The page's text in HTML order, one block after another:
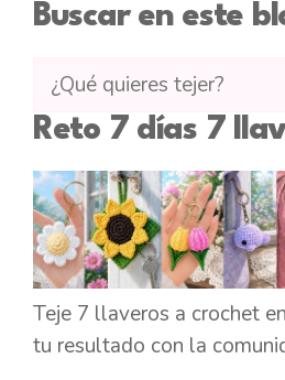
Buscar en este
Buscar
tutoriales
en
CTejidas
Reto 7 días 7
Teje 7 llaveros a crochet
tu resultado con la